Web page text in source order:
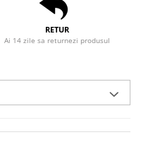
RETUR
Ai 14 zile sa returnezi produsul